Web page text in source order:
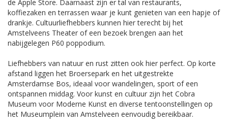
de Apple Store. Daarnaast zijn er tal van restaurants,
koffiezaken en terrassen waar je kunt genieten van een hapje of
drankje. Cultuurliefhebbers kunnen hier terecht bij het
Amstelveens Theater of een bezoek brengen aan het
nabijgelegen P60 poppodium.
Liefhebbers van natuur en rust zitten ook hier perfect. Op korte
afstand liggen het Broersepark en het uitgestrekte
Amsterdamse Bos, ideaal voor wandelingen, sport of een
ontspannen middag. Voor kunst en cultuur zijn het Cobra
Museum voor Moderne Kunst en diverse tentoonstellingen op
het Museumplein van Amstelveen eenvoudig bereikbaar.